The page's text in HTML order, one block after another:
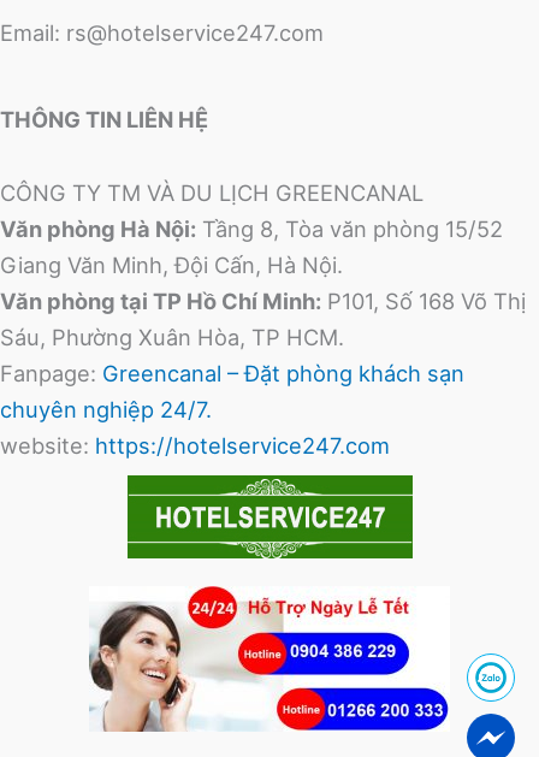
Email: rs@hotelservice247.com
THÔNG TIN LIÊN HỆ
CÔNG TY TM VÀ DU LỊCH GREENCANAL
Văn phòng Hà Nội: Tầng 8, Tòa văn phòng 15/52
Giang Văn Minh, Đội Cấn, Hà Nội.
Văn phòng tại TP Hồ Chí Minh: P101, Số 168 Võ Thị
Sáu, Phường Xuân Hòa, TP HCM.
Fanpage: Greencanal – Đặt phòng khách sạn
chuyên nghiệp 24/7.
website: https://hotelservice247.com